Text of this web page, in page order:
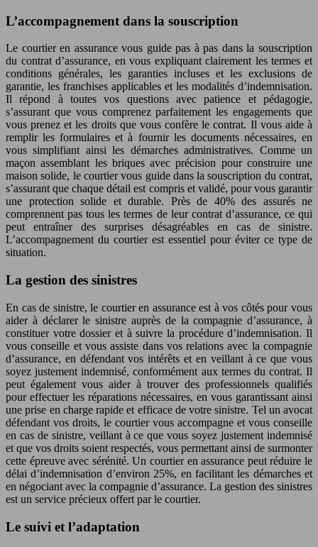
L’accompagnement dans la souscription
Le courtier en assurance vous guide pas à pas dans la souscription
du contrat d’assurance, en vous expliquant clairement les termes et
conditions générales, les garanties incluses et les exclusions de
garantie, les franchises applicables et les modalités d’indemnisation.
Il répond à toutes vos questions avec patience et pédagogie,
s’assurant que vous comprenez parfaitement les engagements que
vous prenez et les droits que vous confère le contrat. Il vous aide à
remplir les formulaires et à fournir les documents nécessaires, en
vous simplifiant ainsi les démarches administratives. Comme un
maçon assemblant les briques avec précision pour construire une
maison solide, le courtier vous guide dans la souscription du contrat,
s’assurant que chaque détail est compris et validé, pour vous garantir
une protection solide et durable. Près de 40% des assurés ne
comprennent pas tous les termes de leur contrat d’assurance, ce qui
peut entraîner des surprises désagréables en cas de sinistre.
L’accompagnement du courtier est essentiel pour éviter ce type de
situation.
La gestion des sinistres
En cas de sinistre, le courtier en assurance est à vos côtés pour vous
aider à déclarer le sinistre auprès de la compagnie d’assurance, à
constituer votre dossier et à suivre la procédure d’indemnisation. Il
vous conseille et vous assiste dans vos relations avec la compagnie
d’assurance, en défendant vos intérêts et en veillant à ce que vous
soyez justement indemnisé, conformément aux termes du contrat. Il
peut également vous aider à trouver des professionnels qualifiés
pour effectuer les réparations nécessaires, en vous garantissant ainsi
une prise en charge rapide et efficace de votre sinistre. Tel un avocat
défendant vos droits, le courtier vous accompagne et vous conseille
en cas de sinistre, veillant à ce que vous soyez justement indemnisé
et que vos droits soient respectés, vous permettant ainsi de surmonter
cette épreuve avec sérénité. Un courtier en assurance peut réduire le
délai d’indemnisation d’environ 25%, en facilitant les démarches et
en négociant avec la compagnie d’assurance. La gestion des sinistres
est un service précieux offert par le courtier.
Le suivi et l’adaptation